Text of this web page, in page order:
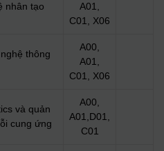
nhân tạo
A01,
C01, X06
thông
A00,
A01,
C01, X06
và quản
cung ứng
A00,
A01,D01,
C01